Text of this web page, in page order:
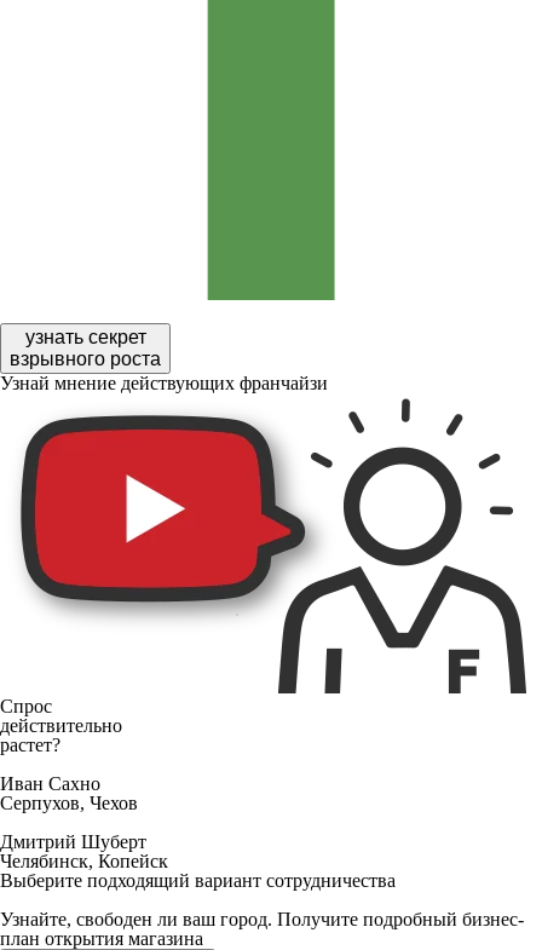
узнать секрет
взрывного роста
Узнай мнение действующих франчайзи
Спрос
действительно
растет?
Иван Сахно
Серпухов, Чехов
Дмитрий Шуберт
Челябинск, Копейск
Выберите подходящий вариант сотрудничества
Узнайте, свободен ли ваш город. Получите подробный бизнес-
план открытия магазина